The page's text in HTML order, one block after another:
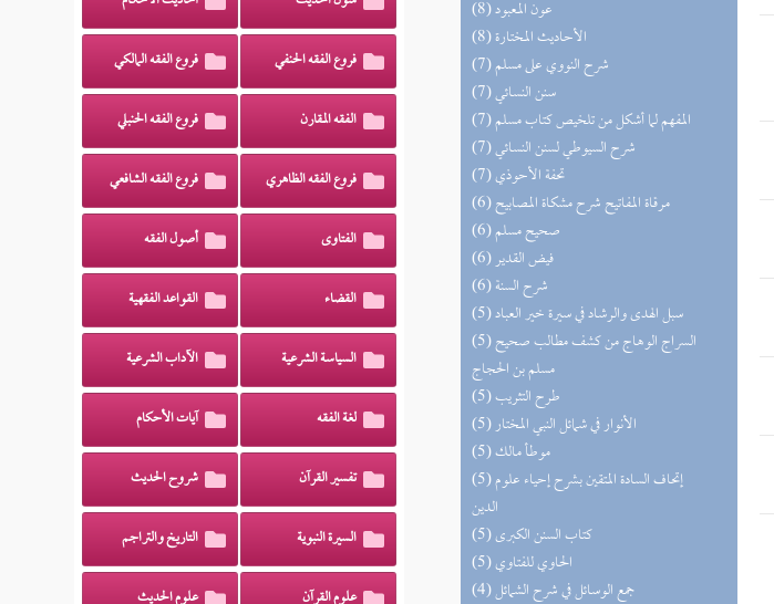
(8) عون المعبود
(8) الأحاديث المختارة
(7) شرح النووي على مسلم
(7) سنن النسائي
(7) المفهم لما أشكل من تلخيص كتاب مسلم
(7) شرح السيوطي لسنن النسائي
(7) تحفة الأحوذي
(6) مرقاة المفاتيح شرح مشكاة المصابيح
(6) صحيح مسلم
(6) فيض القدير
(6) شرح السنة
(5) سبل الهدى والرشاد في سيرة خير العباد
(5) السراج الوهاج من كشف مطالب صحيح
مسلم بن الحجاج
(5) طرح التثريب
(5) الأنوار في شمائل النبي المختار
(5) موطأ مالك
(5) إتحاف السادة المتقين بشرح إحياء علوم
الدين
(5) كتاب السنن الكبرى
(5) الحاوي للفتاوي
(4) جمع الوسائل في شرح الشمائل
فروع الفقه الحنفي فروع الفقه المالكي
الفقه المقارن فروع الفقه الحنبلي
فروع الفقه الظاهري فروع الفقه الشافعي
الفتاوى أصول الفقه
القضاء القواعد الفقهية
السياسة الشرعية الآداب الشرعية
لغة الفقه آيات الأحكام
تفسير القرآن شروح الحديث
السيرة النبوية التاريخ والتراجم